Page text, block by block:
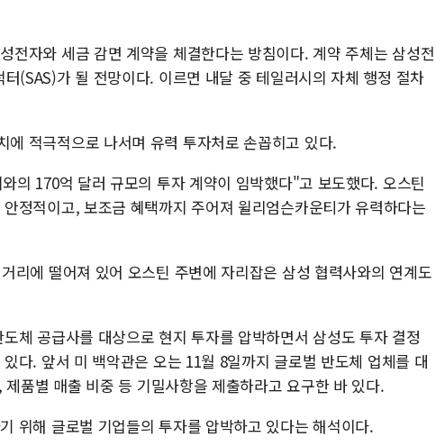
전자와 세금 감면 계약을 체결한다는 방침이다. 계약 주체는 삼성전
(SAS)가 될 전망이다. 이르면 내달 중 테일러시의 자체 행정 절차
에 적극적으로 나서며 유력 투자처로 손꼽히고 있다.
의 170억 달러 규모의 투자 계약이 임박했다"고 보도했다. 오스틴
정적이고, 보조금 혜택까지 주어져 윌리엄슨카운티가 유력하다는
리에 떨어져 있어 오스틴 주변에 자리잡은 삼성 협력사와의 연계도
체 공급사를 대상으로 현지 투자를 압박하면서 삼성도 투자 결정
다. 앞서 미 백악관은 오는 11월 8일까지 글로벌 반도체 업체를 대
품별 매출 비중 등 기밀사항을 제출하라고 요구한 바 있다.
위해 글로벌 기업들의 투자를 압박하고 있다는 해석이다.